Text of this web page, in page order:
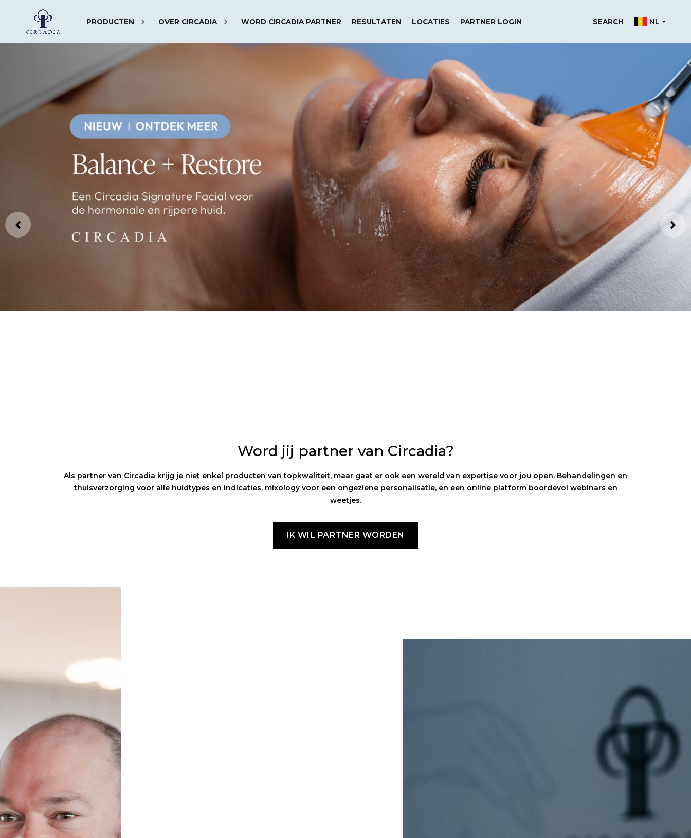
PRODUCTEN OVER CIRCADIA WORD CIRCADIA PARTNER RESULTATEN LOCATIES PARTNER LOGIN SEARCH NL
Word jij partner van Circadia?
Als partner van Circadia krijg je niet enkel producten van topkwaliteit, maar gaat er ook een wereld van expertise voor jou open. Behandelingen en
thuisverzorging voor alle huidtypes en indicaties, mixology voor een ongeziene personalisatie, en een online platform boordevol webinars en
weetjes.
IK WIL PARTNER WORDEN